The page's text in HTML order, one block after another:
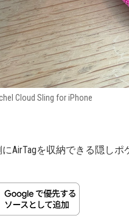
Cloud Sling for iPhone
にAirTagを収納できる隠しポ